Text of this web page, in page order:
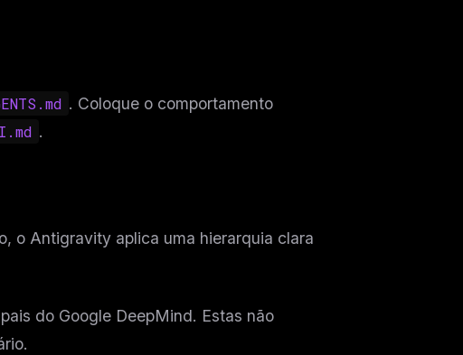
. Coloque o comportamento
.
o Antigravity aplica uma hierarquia clara
do Google DeepMind. Estas não